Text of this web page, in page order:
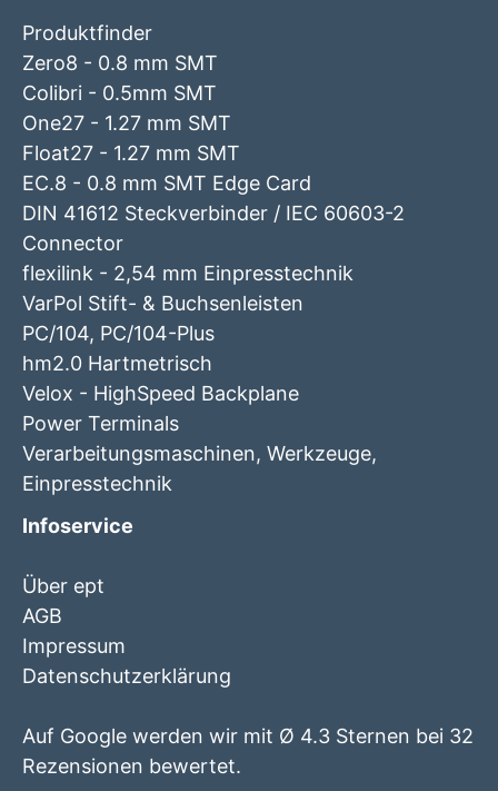
Produktfinder
Zero8 - 0.8 mm SMT
Colibri - 0.5mm SMT
One27 - 1.27 mm SMT
Float27 - 1.27 mm SMT
EC.8 - 0.8 mm SMT Edge Card
DIN 41612 Steckverbinder / IEC 60603-2
Connector
flexilink - 2,54 mm Einpresstechnik
VarPol Stift- & Buchsenleisten
PC/104, PC/104-Plus
hm2.0 Hartmetrisch
Velox - HighSpeed Backplane
Power Terminals
Verarbeitungsmaschinen, Werkzeuge,
Einpresstechnik
Infoservice
Über ept
AGB
Impressum
Datenschutzerklärung
Auf Google werden wir mit Ø 4.3 Sternen bei 32
Rezensionen bewertet.